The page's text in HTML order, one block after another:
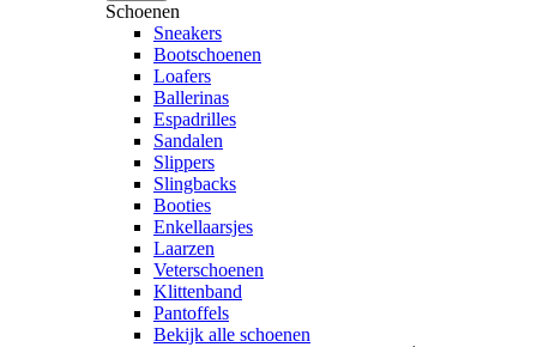
Schoenen
Sneakers
Bootschoenen
Loafers
Ballerinas
Espadrilles
Sandalen
Slippers
Slingbacks
Booties
Enkellaarsjes
Laarzen
Veterschoenen
Klittenband
Pantoffels
Bekijk alle schoenen